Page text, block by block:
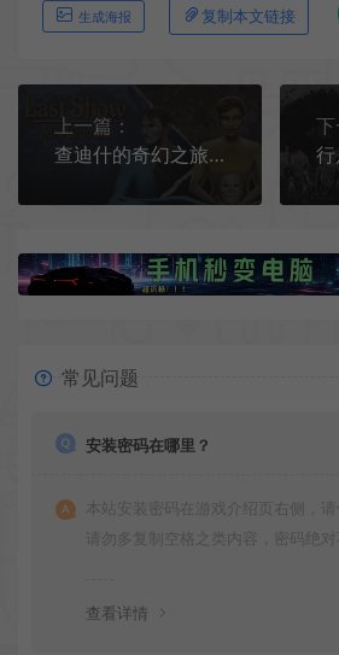
生成海报 复制本文链接
上一篇：
查迪什的奇幻之旅 (Last Show Mr. Chardish) 简中|PC|剧情向休闲冒险游戏
下
常见问题
安装密码在哪里？
本站安装密码在游戏介绍页右侧，
请勿多复制空格之类内容，密码绝
查看详情